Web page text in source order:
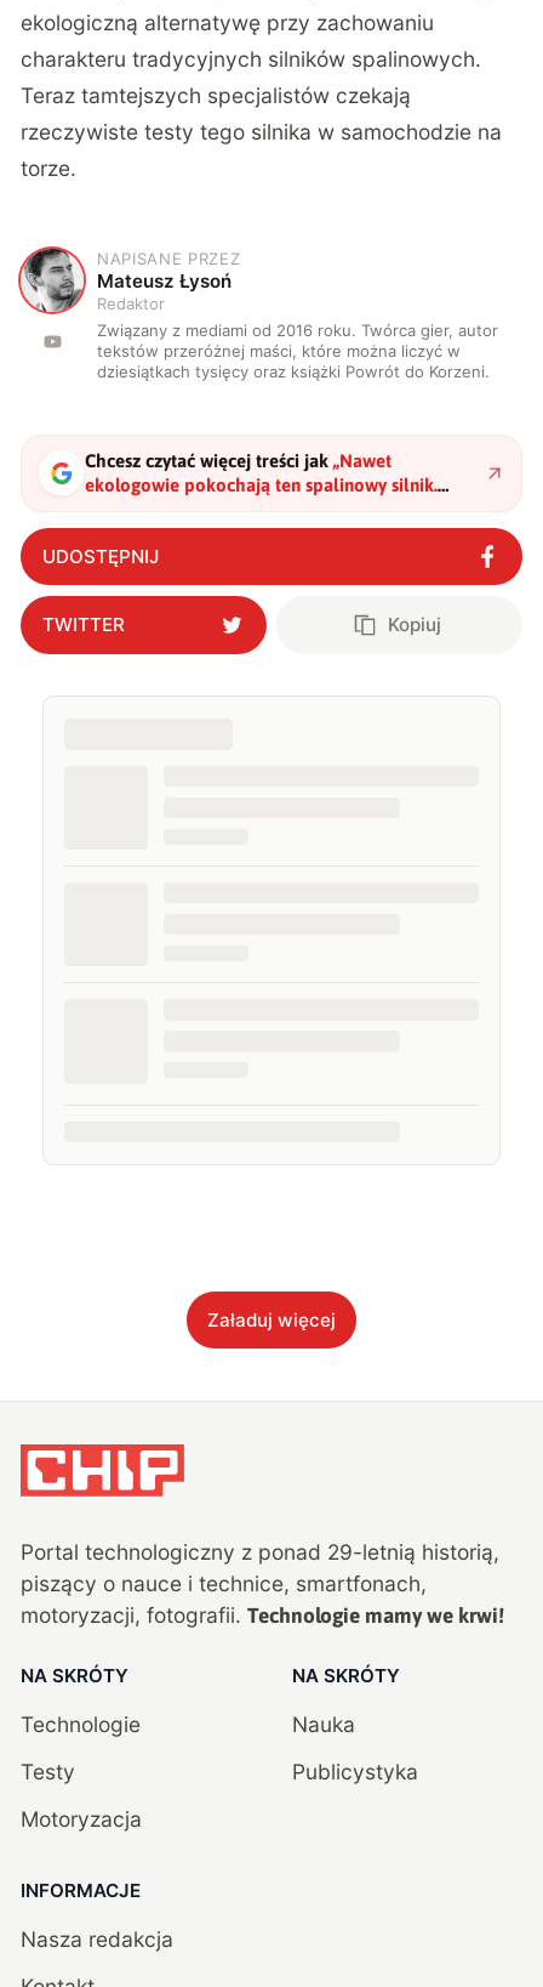
ekologiczną alternatywę przy zachowaniu
charakteru tradycyjnych silników spalinowych.
Teraz tamtejszych specjalistów czekają
rzeczywiste testy tego silnika w samochodzie na
torze.
M
NAPISANE PRZEZ
Mateusz Łysoń
Redaktor
Związany z mediami od 2016 roku. Twórca gier, autor
tekstów przeróżnej maści, które można liczyć w
dziesiątkach tysięcy oraz książki Powrót do Korzeni.
Chcesz czytać więcej treści jak „Nawet
ekologowie pokochają ten spalinowy silnik.
Drzemie w nim ogromna moc i potencjał"?
UDOSTĘPNIJ
TWITTER Kopiuj
Załaduj więcej
Portal technologiczny z ponad 29-letnią historią,
piszący o nauce i technice, smartfonach,
motoryzacji, fotografii. Technologie mamy we krwi!
NA SKRÓTY
Technologie
Testy
Motoryzacja
NA SKRÓTY
Nauka
Publicystyka
INFORMACJE
Nasza redakcja